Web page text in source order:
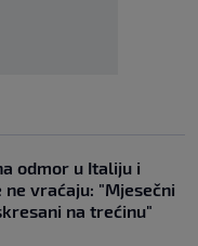
odmor u Italiju i
vraćaju: "Mjesečni
na trećinu"